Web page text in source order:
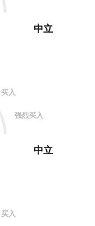
买入
强烈买入
中立
中立
买入